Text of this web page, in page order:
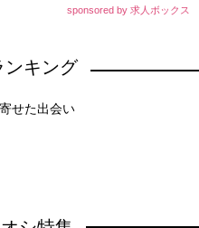
sponsored by 求人ボックス
ンキング
せた出会い